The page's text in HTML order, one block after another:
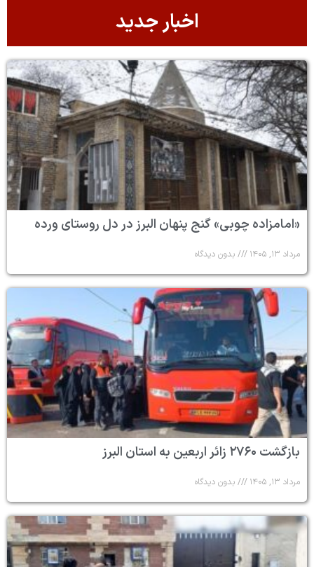
اخبار جدید
«امامزاده چوبی» گنج پنهان البرز در دل روستای ورده
مرداد ۱۳, ۱۴۰۵ بدون دیدگاه
بازگشت ۲۷۶۰ زائر اربعین به استان البرز
مرداد ۱۳, ۱۴۰۵ بدون دیدگاه